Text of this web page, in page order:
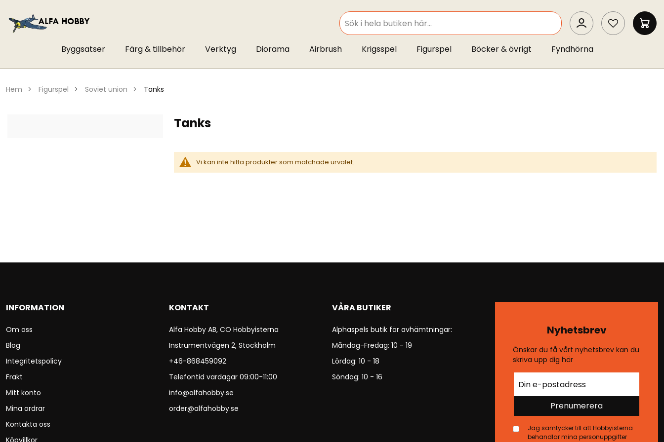
SEARCH
SEARCH
MIN
Byggsatser Färg & tillbehör Verktyg Diorama Airbrush Krigsspel Figurspel Böcker & övrigt Fyndhörna
hem figurspel soviet union tanks
Tanks
Vi kan inte hitta produkter som matchade urvalet.
INFORMATION
Om oss
Blog
Integritetspolicy
Frakt
Mitt konto
Mina ordrar
Kontakta oss
Köpvillkor
KONTAKT
Alfa Hobby AB, CO Hobbyisterna
Instrumentvägen 2, Stockholm
+46-868459092
Telefontid vardagar 09:00-11:00
info@alfahobby.se
order@alfahobby.se
VÅRA BUTIKER
Alphaspels butik för avhämtningar:
Måndag-Fredag: 10 - 19
Lördag: 10 - 18
Söndag: 10 - 16
Nyhetsbrev
Önskar du få vårt nyhetsbrev kan du
skriva upp dig här
Prenumerera
Jag samtycker till att Hobbyisterna
behandlar mina personuppgifter